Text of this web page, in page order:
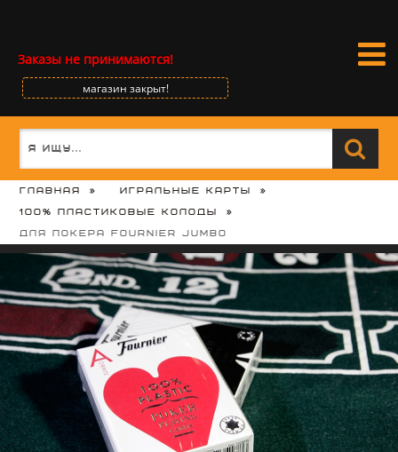
Заказы не принимаются!
магазин закрыт!
Главная
Игральные карты
100% пластиковые колоды
для покера Fournier Jumbo